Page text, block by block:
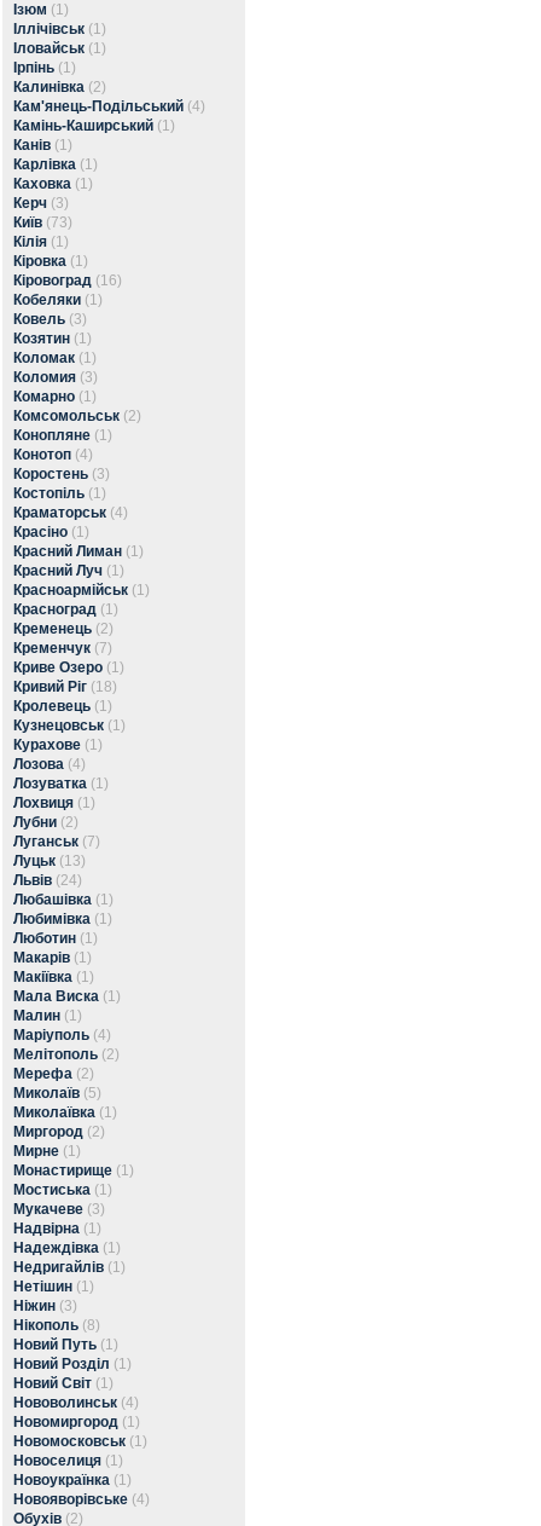
Ізюм (1)
Іллічівськ (1)
Іловайськ (1)
Ірпінь (1)
Калинівка (2)
Кам'янець-Подільський (4)
Камінь-Каширський (1)
Канів (1)
Карлівка (1)
Каховка (1)
Керч (3)
Київ (73)
Кілія (1)
Кіровка (1)
Кіровоград (16)
Кобеляки (1)
Ковель (3)
Козятин (1)
Коломак (1)
Коломия (3)
Комарно (1)
Комсомольськ (2)
Конопляне (1)
Конотоп (4)
Коростень (3)
Костопіль (1)
Краматорськ (4)
Красіно (1)
Красний Лиман (1)
Красний Луч (1)
Красноармійськ (1)
Красноград (1)
Кременець (2)
Кременчук (7)
Криве Озеро (1)
Кривий Ріг (18)
Кролевець (1)
Кузнецовськ (1)
Курахове (1)
Лозова (4)
Лозуватка (1)
Лохвиця (1)
Лубни (2)
Луганськ (7)
Луцьк (13)
Львів (24)
Любашівка (1)
Любимівка (1)
Люботин (1)
Макарів (1)
Макіївка (1)
Мала Виска (1)
Малин (1)
Маріуполь (4)
Мелітополь (2)
Мерефа (2)
Миколаїв (5)
Миколаївка (1)
Миргород (2)
Мирне (1)
Монастирище (1)
Мостиська (1)
Мукачеве (3)
Надвірна (1)
Надеждівка (1)
Недригайлів (1)
Нетішин (1)
Ніжин (3)
Нікополь (8)
Новий Путь (1)
Новий Розділ (1)
Новий Світ (1)
Нововолинськ (4)
Новомиргород (1)
Новомосковськ (1)
Новоселиця (1)
Новоукраїнка (1)
Новояворівське (4)
Обухів (2)